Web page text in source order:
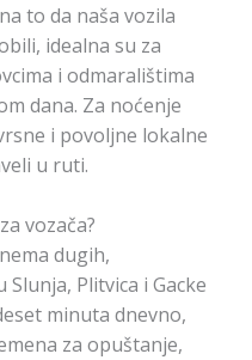
to da naša vozila
idealna su za
i odmaralištima
dana. Za noćenje
i povoljne lokalne
u ruti.
vozača?
dugih,
Plitvica i Gacke
minuta dnevno,
za opuštanje,